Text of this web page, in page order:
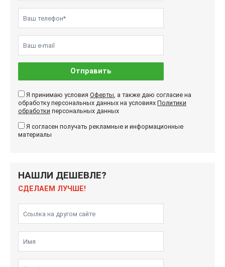
Отправить
Я принимаю условия Оферты, а также даю согласие на
обработку персональных данных на условиях Политики
обработки персональных данных
Я согласен получать рекламные и информационные
материалы
НАШЛИ ДЕШЕВЛЕ?
СДЕЛАЕМ ЛУЧШЕ!